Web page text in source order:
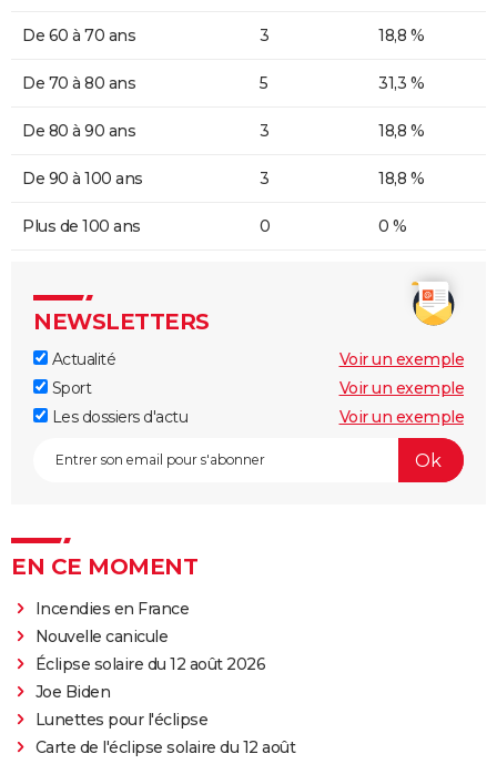
De 60 à 70 ans 3 18,8 %
De 70 à 80 ans 5 31,3 %
De 80 à 90 ans 3 18,8 %
De 90 à 100 ans 3 18,8 %
Plus de 100 ans 0 0 %
NEWSLETTERS
Actualité
Voir un exemple
Sport
Voir un exemple
Les dossiers d'actu
Voir un exemple
EN CE MOMENT
Incendies en France
Nouvelle canicule
Éclipse solaire du 12 août 2026
Joe Biden
Lunettes pour l'éclipse
Carte de l'éclipse solaire du 12 août